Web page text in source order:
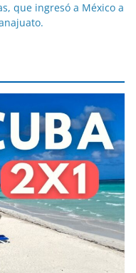
que ingresó a México a